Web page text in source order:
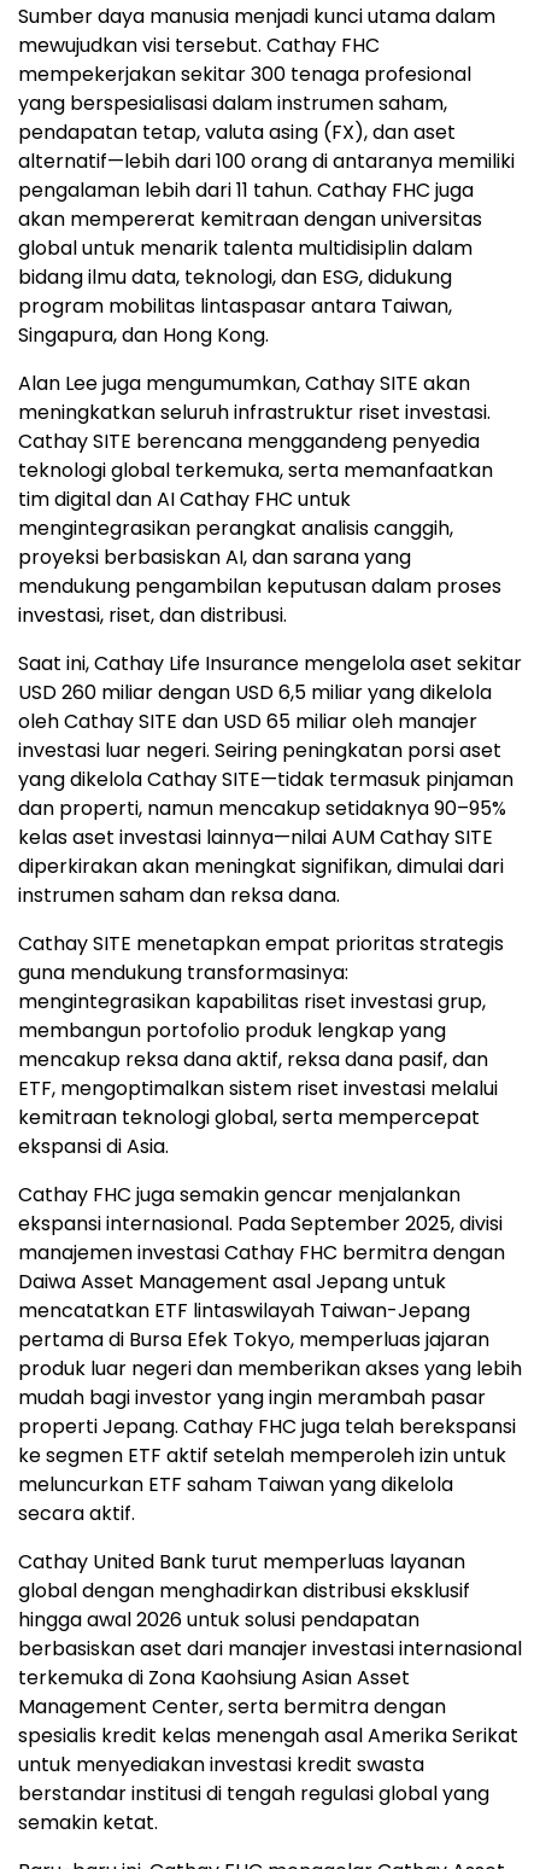
Sumber daya manusia menjadi kunci utama dalam
mewujudkan visi tersebut. Cathay FHC
mempekerjakan sekitar 300 tenaga profesional
yang berspesialisasi dalam instrumen saham,
pendapatan tetap, valuta asing (FX), dan aset
alternatif—lebih dari 100 orang di antaranya memiliki
pengalaman lebih dari 11 tahun. Cathay FHC juga
akan mempererat kemitraan dengan universitas
global untuk menarik talenta multidisiplin dalam
bidang ilmu data, teknologi, dan ESG, didukung
program mobilitas lintaspasar antara Taiwan,
Singapura, dan Hong Kong.
Alan Lee juga mengumumkan, Cathay SITE akan
meningkatkan seluruh infrastruktur riset investasi.
Cathay SITE berencana menggandeng penyedia
teknologi global terkemuka, serta memanfaatkan
tim digital dan AI Cathay FHC untuk
mengintegrasikan perangkat analisis canggih,
proyeksi berbasiskan AI, dan sarana yang
mendukung pengambilan keputusan dalam proses
investasi, riset, dan distribusi.
Saat ini, Cathay Life Insurance mengelola aset sekitar
USD 260 miliar dengan USD 6,5 miliar yang dikelola
oleh Cathay SITE dan USD 65 miliar oleh manajer
investasi luar negeri. Seiring peningkatan porsi aset
yang dikelola Cathay SITE—tidak termasuk pinjaman
dan properti, namun mencakup setidaknya 90–95%
kelas aset investasi lainnya—nilai AUM Cathay SITE
diperkirakan akan meningkat signifikan, dimulai dari
instrumen saham dan reksa dana.
Cathay SITE menetapkan empat prioritas strategis
guna mendukung transformasinya:
mengintegrasikan kapabilitas riset investasi grup,
membangun portofolio produk lengkap yang
mencakup reksa dana aktif, reksa dana pasif, dan
ETF, mengoptimalkan sistem riset investasi melalui
kemitraan teknologi global, serta mempercepat
ekspansi di Asia.
Cathay FHC juga semakin gencar menjalankan
ekspansi internasional. Pada September 2025, divisi
manajemen investasi Cathay FHC bermitra dengan
Daiwa Asset Management asal Jepang untuk
mencatatkan ETF lintaswilayah Taiwan-Jepang
pertama di Bursa Efek Tokyo, memperluas jajaran
produk luar negeri dan memberikan akses yang lebih
mudah bagi investor yang ingin merambah pasar
properti Jepang. Cathay FHC juga telah berekspansi
ke segmen ETF aktif setelah memperoleh izin untuk
meluncurkan ETF saham Taiwan yang dikelola
secara aktif.
Cathay United Bank turut memperluas layanan
global dengan menghadirkan distribusi eksklusif
hingga awal 2026 untuk solusi pendapatan
berbasiskan aset dari manajer investasi internasional
terkemuka di Zona Kaohsiung Asian Asset
Management Center, serta bermitra dengan
spesialis kredit kelas menengah asal Amerika Serikat
untuk menyediakan investasi kredit swasta
berstandar institusi di tengah regulasi global yang
semakin ketat.